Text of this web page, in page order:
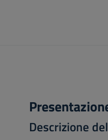
Descrizione